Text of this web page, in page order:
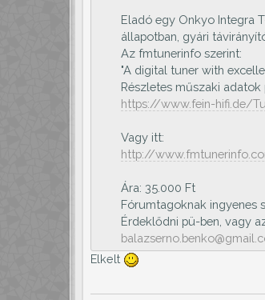
Eladó egy Onkyo Integra
állapotban, gyári
Az fmtunerinfo szerint:
"A digital tuner with
Részletes műszaki adatok
https://www.fein-hifi.de/
Vagy itt:
http://
Ára: 35.000 Ft
Fórumtagoknak ingyenes
Érdeklődni pü-ben, vagy
Elkelt